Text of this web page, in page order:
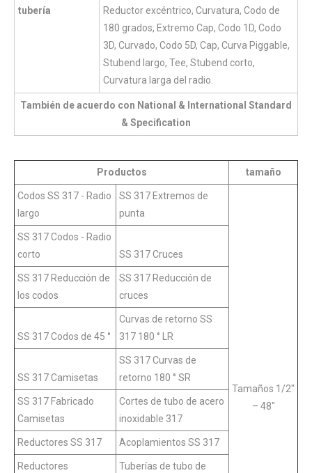
tubería
Reductor excéntrico, Curvatura, Codo de
180 grados, Extremo Cap, Codo 1D, Codo
3D, Curvado, Codo 5D, Cap, Curva Piggable,
Stubend largo, Tee, Stubend corto,
Curvatura larga del radio.
También de acuerdo con National & International Standard
& Specification
Productos tamaño
Codos SS 317 - Radio
largo
SS 317 Extremos de
punta
Tamaños 1/2″
– 48″
SS 317 Codos - Radio
corto
SS 317 Cruces
SS 317 Reducción de
los codos
SS 317 Reducción de
cruces
SS 317 Codos de 45 °
Curvas de retorno SS
317 180 ° LR
SS 317 Camisetas
SS 317 Curvas de
retorno 180 ° SR
SS 317 Fabricado
Camisetas
Cortes de tubo de acero
inoxidable 317
Reductores SS 317 Acoplamientos SS 317
Reductores
Tuberías de tubo de